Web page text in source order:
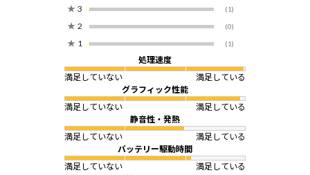
★ 3 (1)
★ 2 (0)
★ 1 (1)
処理速度
満足していない
満足している
グラフィック性能
満足していない
満足している
静音性・発熱
満足していない
満足している
バッテリー駆動時間
満足していない
満足している